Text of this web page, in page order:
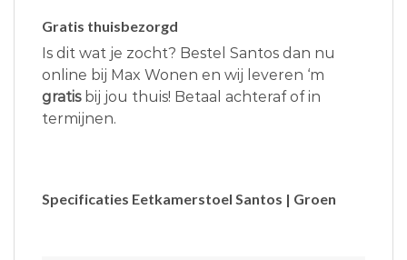
Gratis thuisbezorgd
Is dit wat je zocht? Bestel Santos dan nu
online bij Max Wonen en wij leveren ‘m
gratisbij jou thuis! Betaal achteraf of in
termijnen.
Specificaties Eetkamerstoel Santos | Groen